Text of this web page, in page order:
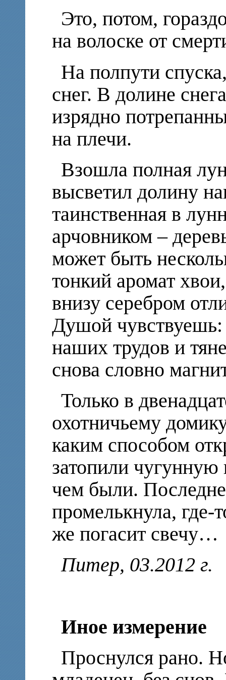
Это, потом,
на волоске от
На полпути
снег. В долине
изрядно
на плечи.
Взошла полная
высветил долину
таинственная в
арчовником –
может быть
тонкий аромат
внизу серебром
Душой чувствуешь:
наших трудов и
снова словно
Только в
охотничьему
каким способом
затопили чугунную
чем были.
промелькнула, где-
же погасит свечу…
Питер, 03.2012 г.
Иное измерение
Проснулся рано.